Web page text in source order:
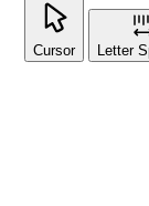
Cursor Letter